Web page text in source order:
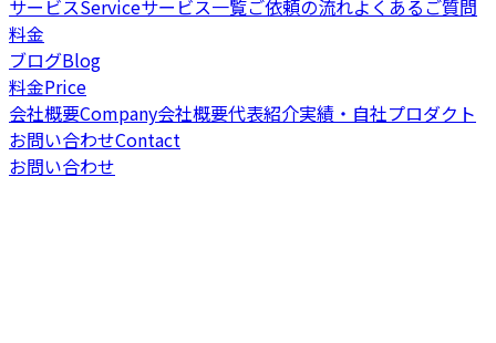
サービスServiceサービス一覧ご依頼の流れよくあるご質問
料金
ブログBlog
料金Price
会社概要Company会社概要代表紹介実績・自社プロダクト
お問い合わせContact
お問い合わせ